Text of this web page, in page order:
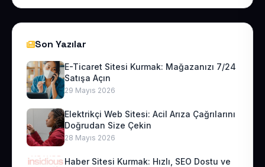
Son Yazılar
E-Ticaret Sitesi Kurmak: Mağazanızı 7/24
Satışa Açın
29 Mayıs 2026
Elektrikçi Web Sitesi: Acil Arıza Çağrılarını
Doğrudan Size Çekin
28 Mayıs 2026
Haber Sitesi Kurmak: Hızlı, SEO Dostu ve